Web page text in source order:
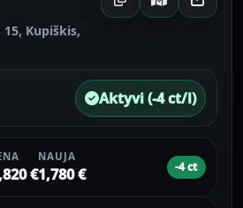
15, Kupiškis,
Aktyvi (-4 ct/l)
€
NAUJA
1,780 € -4 ct